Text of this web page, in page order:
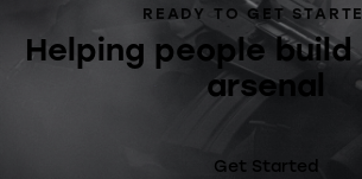
READY TO GET
Helping people
arsenal
Get Started